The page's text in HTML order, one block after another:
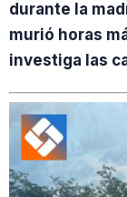
durante la
murió horas
investiga las